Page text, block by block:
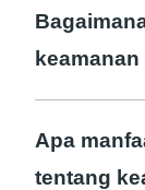
tidak sah,
jaringan
Mengatasi
kombinasi
rutin, dan
Apa
tentang